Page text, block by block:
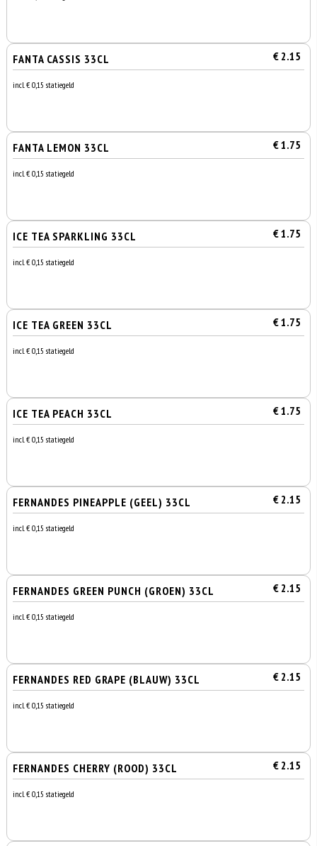
FANTA CASSIS 33CL € 2.15
incl. € 0,15 statiegeld
FANTA LEMON 33CL € 1.75
incl. € 0,15 statiegeld
ICE TEA SPARKLING 33CL € 1.75
incl. € 0,15 statiegeld
ICE TEA GREEN 33CL € 1.75
incl. € 0,15 statiegeld
ICE TEA PEACH 33CL € 1.75
incl. € 0,15 statiegeld
FERNANDES PINEAPPLE (GEEL) 33CL € 2.15
incl. € 0,15 statiegeld
FERNANDES GREEN PUNCH (GROEN) 33CL € 2.15
incl. € 0,15 statiegeld
FERNANDES RED GRAPE (BLAUW) 33CL € 2.15
incl. € 0,15 statiegeld
FERNANDES CHERRY (ROOD) 33CL € 2.15
incl. € 0,15 statiegeld